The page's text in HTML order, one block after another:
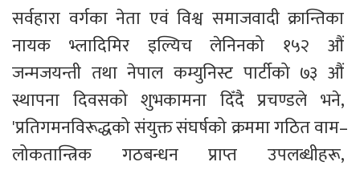
सर्वहारा वर्गका नेता एवं विश्व समाजवादी क्रान्तिका
नायक भ्लादिमिर इल्यिच लेनिनको १५२ औं
जन्मजयन्ती तथा नेपाल कम्युनिस्ट पार्टीको ७३ औं
स्थापना दिवसको शुभकामना दिँदै प्रचण्डले भने,
'प्रतिगमनविरूद्धको संयुक्त संघर्षको क्रममा गठित वाम–
लोकतान्त्रिक गठबन्धन प्राप्त उपलब्धीहरू,